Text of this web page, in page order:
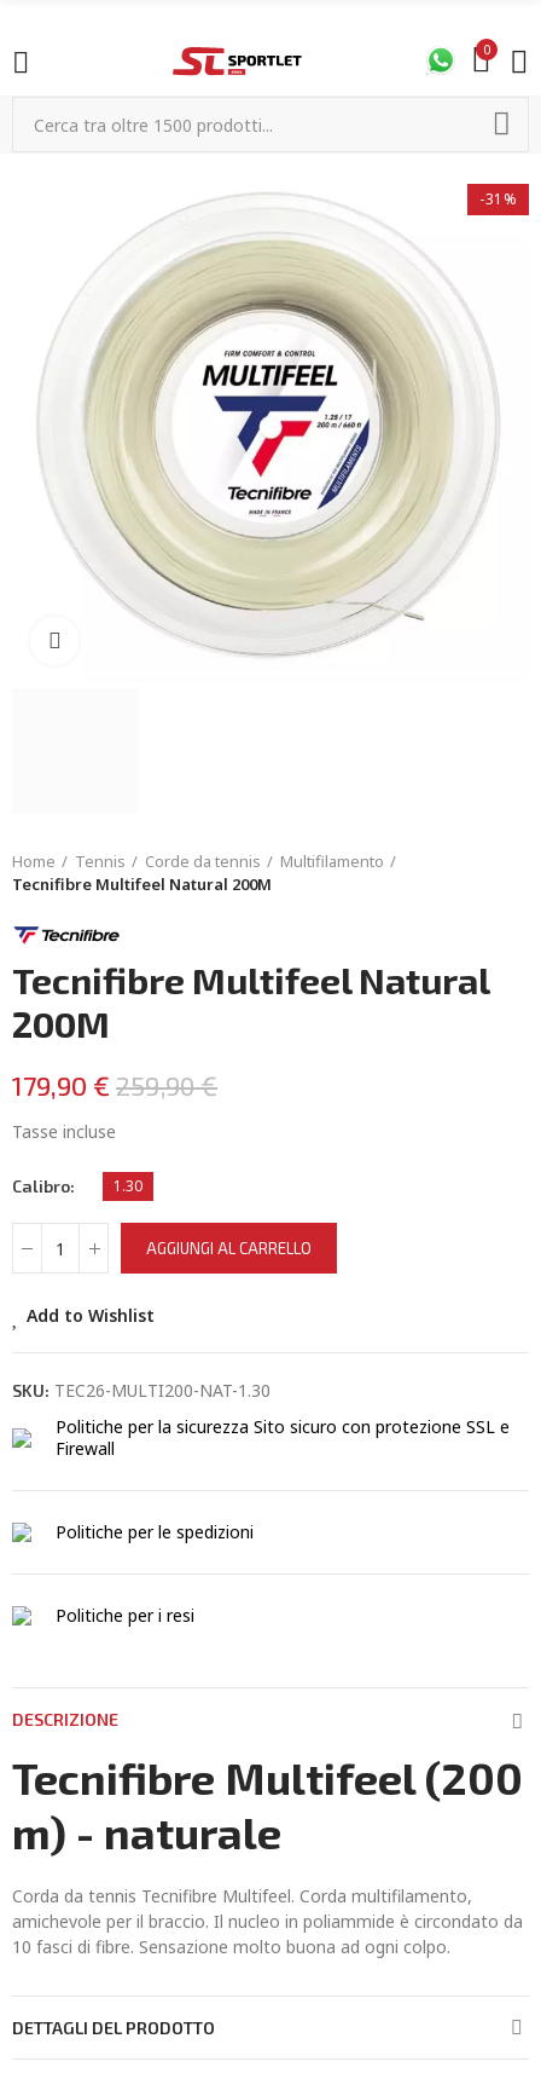
0
-31%
Click to enlarge
Home Tennis Corde da tennis
Multifilamento
Tecnifibre Multifeel Natural 200M
Tecnifibre Multifeel Natural
200M
179,90 € 259,90 €
Tasse incluse
Calibro 1.30
AGGIUNGI AL CARRELLO
Add to Wishlist
SKU: TEC26-MULTI200-NAT-1.30
Politiche per la sicurezza Sito sicuro con protezione SSL e
Firewall
Politiche per le spedizioni
Politiche per i resi
DESCRIZIONE
Tecnifibre Multifeel (200
m) - naturale
Corda da tennis Tecnifibre Multifeel. Corda multifilamento,
amichevole per il braccio. Il nucleo in poliammide è circondato da
10 fasci di fibre. Sensazione molto buona ad ogni colpo.
DETTAGLI DEL PRODOTTO